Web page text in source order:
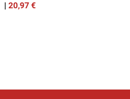
| 20,97€